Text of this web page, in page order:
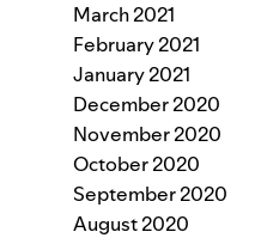
March 2021
February 2021
January 2021
December 2020
November 2020
October 2020
September 2020
August 2020